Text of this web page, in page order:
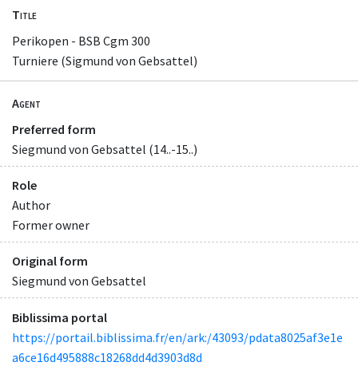
Title
Perikopen - BSB Cgm 300
Turniere (Sigmund von Gebsattel)
Agent
Preferred form
Siegmund von Gebsattel (14..-15..)
Role
Author
Former owner
Original form
Siegmund von Gebsattel
Biblissima portal
https://portail.biblissima.fr/en/ark:/43093/pdata8025af3e1e
a6ce16d495888c18268dd4d3903d8d